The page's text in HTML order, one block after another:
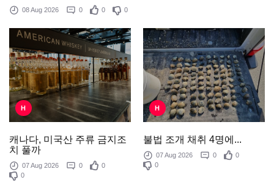
08 Aug 2026 0 0 0
H
캐나다, 미국산 주류 금지조
치 풀까
07 Aug 2026 0
0
0
H
불법 조개 채취 4명에...
07 Aug 2026 0
0
0